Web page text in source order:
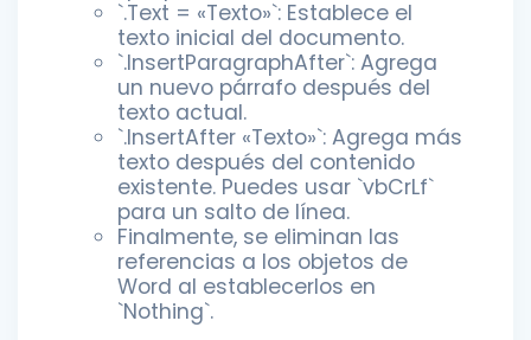
`.Text = «Texto»`: Establece el
texto inicial del documento.
`.InsertParagraphAfter`: Agrega
un nuevo párrafo después del
texto actual.
`.InsertAfter «Texto»`: Agrega más
texto después del contenido
existente. Puedes usar `vbCrLf`
para un salto de línea.
Finalmente, se eliminan las
referencias a los objetos de
Word al establecerlos en
`Nothing`.